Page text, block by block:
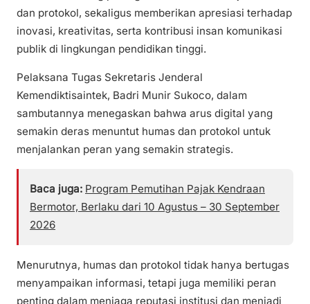
dan protokol, sekaligus memberikan apresiasi terhadap
inovasi, kreativitas, serta kontribusi insan komunikasi
publik di lingkungan pendidikan tinggi.
Pelaksana Tugas Sekretaris Jenderal
Kemendiktisaintek, Badri Munir Sukoco, dalam
sambutannya menegaskan bahwa arus digital yang
semakin deras menuntut humas dan protokol untuk
menjalankan peran yang semakin strategis.
Baca juga: Program Pemutihan Pajak Kendraan
Bermotor, Berlaku dari 10 Agustus – 30 September
2026
Menurutnya, humas dan protokol tidak hanya bertugas
menyampaikan informasi, tetapi juga memiliki peran
penting dalam menjaga reputasi institusi dan menjadi